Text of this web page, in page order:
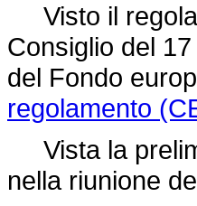
Visto il
Consiglio del
del Fondo
regolamento
Vista la
nella riunione